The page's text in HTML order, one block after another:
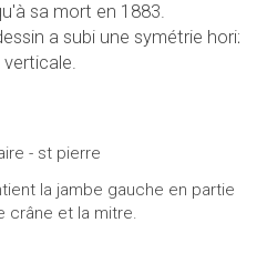
sa mort en 1883.
a subi une symétrie
verticale.
la jambe gauche en partie
crâne et la mitre.